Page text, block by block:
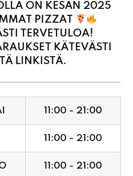
ON KESÄN 2025
PIZZAT
TERVETULOA!
KÄTEVÄSTI
LINKISTÄ.
11:00 - 21:00
11:00 - 21:00
11:00 - 21:00